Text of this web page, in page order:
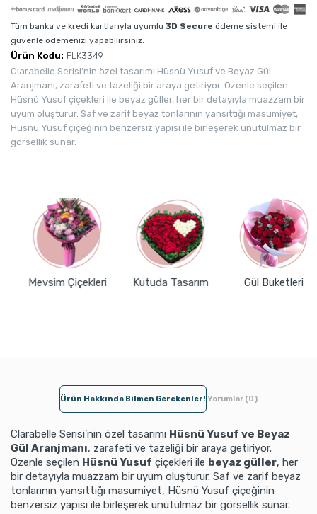
Tüm banka ve kredi kartlarıyla uyumlu 3D Secure ödeme sistemi ile
güvenle ödemenizi yapabilirsiniz.
Ürün Kodu: FLK3349
Clarabelle Serisi’nin özel tasarımı Hüsnü Yusuf ve Beyaz Gül
Aranjmanı, zarafeti ve tazeliği bir araya getiriyor. Özenle seçilen
Hüsnü Yusuf çiçekleri ile beyaz güller, her bir detayıyla muazzam bir
uyum oluşturur. Saf ve zarif beyaz tonlarının yansıttığı masumiyet,
Hüsnü Yusuf çiçeğinin benzersiz yapısı ile birleşerek unutulmaz bir
görsellik sunar.
Mevsim Çiçekleri Kutuda Tasarım Gül Buketleri
Ürün Hakkında Bilmen Gerekenler! Yorumlar (0)
Clarabelle Serisi’nin özel tasarımı Hüsnü Yusuf ve Beyaz
Gül Aranjmanı, zarafeti ve tazeliği bir araya getiriyor.
Özenle seçilen Hüsnü Yusuf çiçekleri ile beyaz güller, her
bir detayıyla muazzam bir uyum oluşturur. Saf ve zarif beyaz
tonlarının yansıttığı masumiyet, Hüsnü Yusuf çiçeğinin
benzersiz yapısı ile birleşerek unutulmaz bir görsellik sunar.